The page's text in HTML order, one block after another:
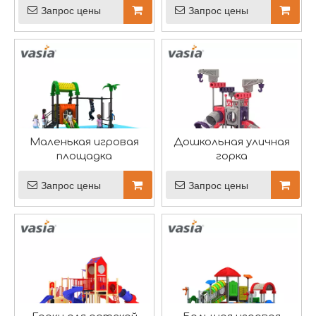
В ярком гобелене китайской культуры Фестиваль
Запрос цены Запрос цены
Маленькая игровая
площадка
Запрос цены
Дошкольная уличная
горка
Запрос цены